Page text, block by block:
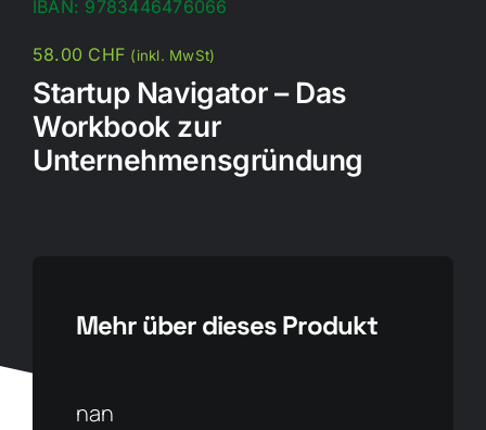
IBAN: 9783446476066
58.00 CHF (inkl. MwSt)
Startup Navigator – Das
Workbook zur
Unternehmensgründung
Mehr über dieses Produkt
nan